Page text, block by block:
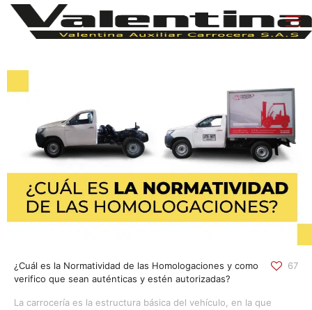
¿Cuál es la Normatividad de las Homologaciones y como
verifico que sean auténticas y estén autorizadas?
67
La carrocería es la estructura básica del vehículo, en la que